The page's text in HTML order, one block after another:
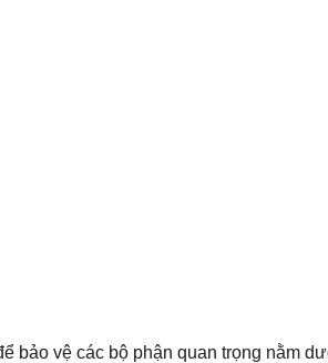
bảo vệ các bộ phận quan trọng nằm